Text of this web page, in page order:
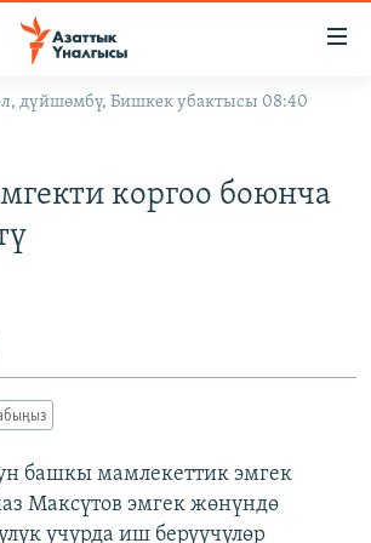
дүйшөмбү, Бишкек убактысы 08:40
коргоо боюнча
башкы мамлекеттик эмгек
Максүтов эмгек жөнүндө
учурда иш берүүчүлөр